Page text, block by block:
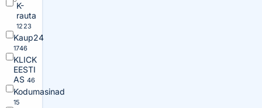
K-
rauta
1223
Kaup24
1746
KLICK
EESTI
AS 46
Kodumasinad
15